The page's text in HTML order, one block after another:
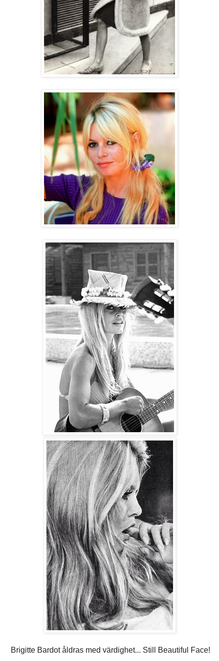
Brigitte Bardot åldras med värdighet... Still Beautiful Face!